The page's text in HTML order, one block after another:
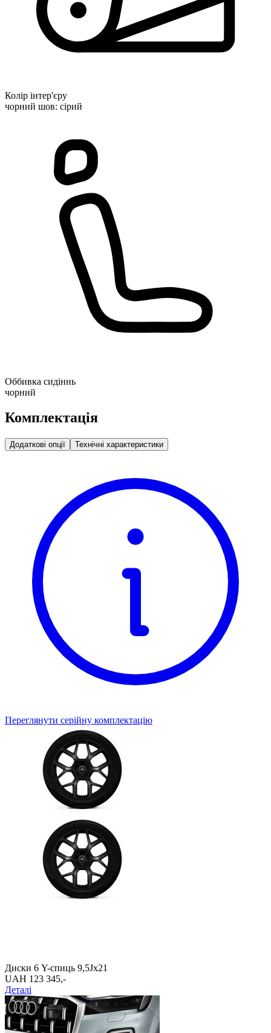
Колір інтер'єру
чорний шов: сірий
Оббивка сидіннь
чорний
Комплектація
Додаткові опції Технічні характеристики
Переглянути серійну комплектацію
Диски 6 Y-спиць 9,5Jx21
UAH 123 345,-‍
Деталі